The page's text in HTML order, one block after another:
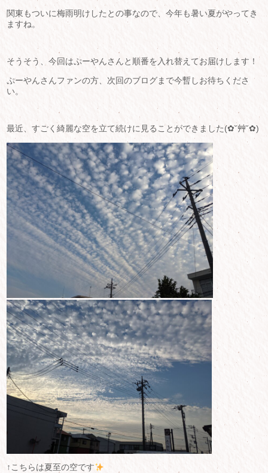
関東もついに梅雨明けしたとの事なので、今年も暑い夏がやってき
ますね。
そうそう、今回はぷーやんさんと順番を入れ替えてお届けします！
ぷーやんさんファンの方、次回のブログまで今暫しお待ちくださ
い。
最近、すごく綺麗な空を立て続けに見ることができました(✿˘艸˘✿)
↑こちらは夏至の空です